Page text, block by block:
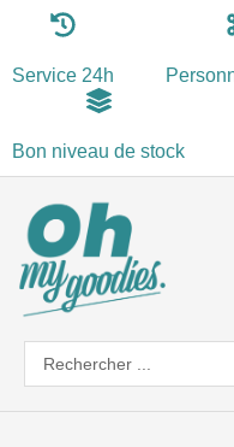
contenu
Service 24h
Bon niveau de stock
Search
...